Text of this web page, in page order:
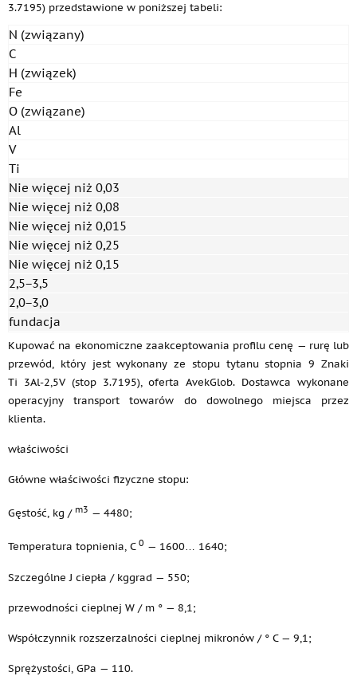
3.7195) przedstawione w poniższej tabeli:
N (związany)
C
H (związek)
Fe
O (związane)
Al
V
Ti
Nie więcej niż 0,03
Nie więcej niż 0,08
Nie więcej niż 0,015
Nie więcej niż 0,25
Nie więcej niż 0,15
2,5−3,5
2,0−3,0
fundacja
Kupować na ekonomiczne zaakceptowania profilu cenę — rurę lub
przewód, który jest wykonany ze stopu tytanu stopnia 9 Znaki
Ti 3Al-2,5V (stop 3.7195), oferta AvekGlob. Dostawca wykonane
operacyjny transport towarów do dowolnego miejsca przez
klienta.
właściwości
Główne właściwości fizyczne stopu:
Gęstość, kg / m3 — 4480;
Temperatura topnienia, C 0 — 1600… 1640;
Szczególne J ciepła / kggrad — 550;
przewodności cieplnej W / m ° — 8,1;
Współczynnik rozszerzalności cieplnej mikronów / ° C — 9,1;
Sprężystości, GPa — 110.